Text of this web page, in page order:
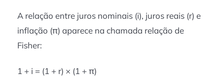
A relação entre juros nominais (i), juros reais (r) e
inflação (π) aparece na chamada relação de
Fisher:
1 + i = (1 + r) × (1 + π)